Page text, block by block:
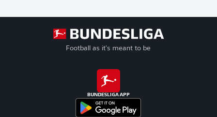
Football as it's meant to be
BUNDESLIGA APP